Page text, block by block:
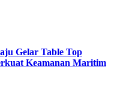
Gelar Table Top
Keamanan Maritim